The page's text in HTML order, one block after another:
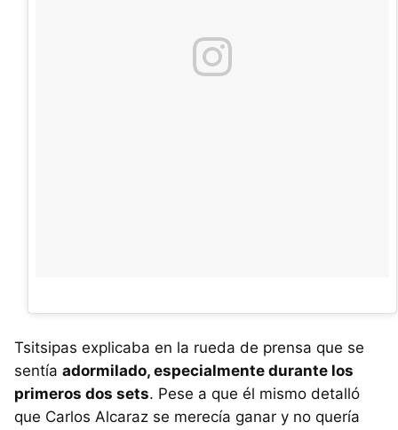
Tsitsipas explicaba en la rueda de prensa que se
sentía adormilado, especialmente durante los
primeros dos sets. Pese a que él mismo detalló
que Carlos Alcaraz se merecía ganar y no quería